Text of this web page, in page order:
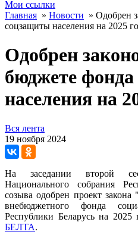
Мои ссылки
Главная » Новости » Одобрен
соцзащиты населения на 2025
Одобрен
бюджете
населения на
Вся лента
19 ноября 2024
На заседании второй
Национального собрания
созыва одобрен проект
внебюджетного фонда
Республики Беларусь на 2025
БЕЛТА.